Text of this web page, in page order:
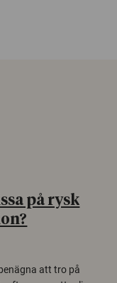
på rysk
att tro på